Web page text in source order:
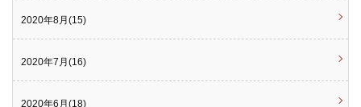
2020年8月(15)
2020年7月(16)
2020年6月(18)